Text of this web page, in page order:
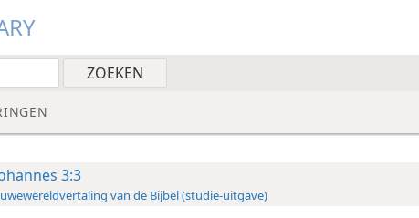
3:3
van de Bijbel (studie-uitgave)